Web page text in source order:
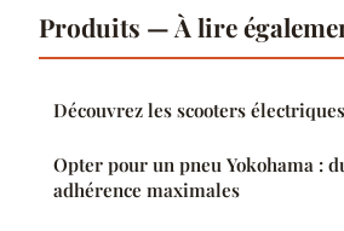
Produits — À lire
Découvrez les scooters
Opter pour un pneu Yokohama :
adhérence maximales